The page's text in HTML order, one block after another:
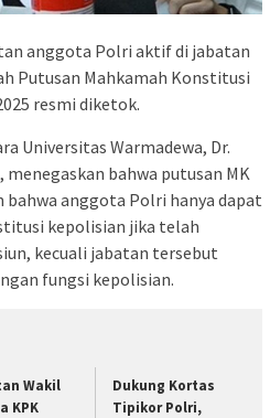
anggota Polri aktif di jabatan
Putusan Mahkamah Konstitusi
resmi diketok.
Universitas Warmadewa, Dr.
menegaskan bahwa putusan MK
anggota Polri hanya dapat
kepolisian jika telah
kecuali jabatan tersebut
fungsi kepolisian.
Wakil
KPK
Dukung Kortas
Tipikor Polri,